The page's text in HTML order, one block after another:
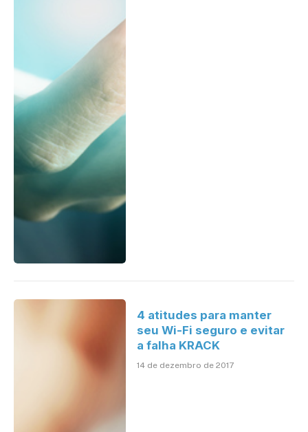
4 atitudes para manter
seu Wi-Fi seguro e evitar
a falha KRACK
14 de dezembro de 2017